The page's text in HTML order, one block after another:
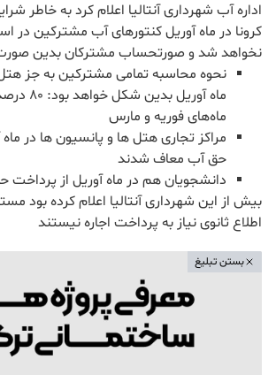
اداره آب شهرداری آنتالیا اعلام کرد به خاطر
کرونا در ماه آوریل کنتورهای آب مشترکین در
نخواهد شد و صورتحساب مشترکان بدین
نحوه محاسبه تمامی مشترکین به جز
ماه
ماه‌های فوریه و مارس
مراکز تجاری هتل ها و پانسیون ها در
حق آب معاف شدند
دانشجویان هم در ماه آوریل از
بیش از این شهرداری آنتالیا اعلام کرده بود
اطلاع ثانوی نیاز به پرداخت اجاره نیستند
بستن تبلیغ